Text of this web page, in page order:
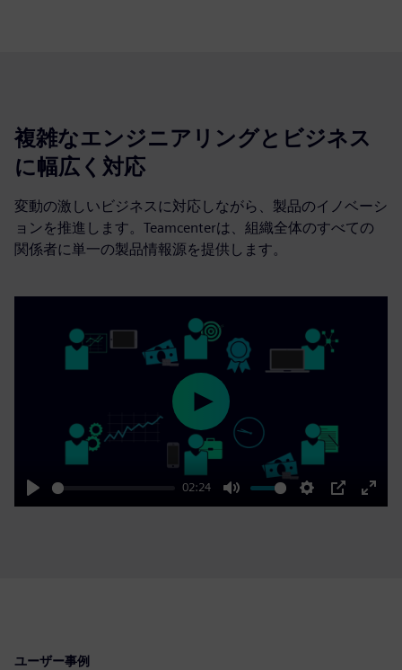
複雑なエンジニアリングとビジネス
に幅広く対応
変動の激しいビジネスに対応しながら、製品のイノベーシ
ョンを推進します。Teamcenterは、組織全体のすべての
関係者に単一の製品情報源を提供します。
Play
02:24
Mute Settings
PIP
Enter
Play
ユーザー事例